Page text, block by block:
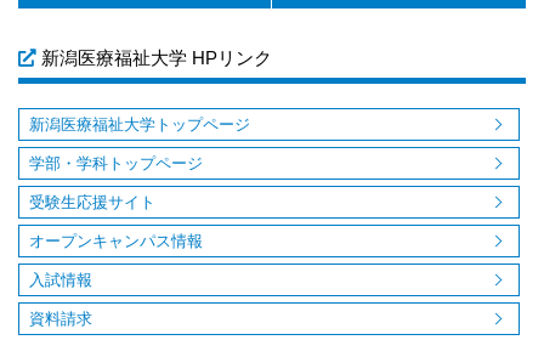
新潟医療福祉大学 HPリンク
新潟医療福祉大学トップページ
学部・学科トップページ
受験生応援サイト
オープンキャンパス情報
入試情報
資料請求